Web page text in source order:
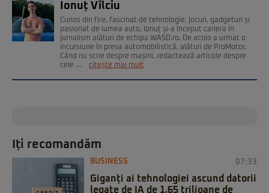
Ionuț Vîlciu
Curios din fire, fascinat de tehnologie, jocuri, gadgeturi și
pasionat de lumea auto, Ionuț și-a început cariera în
jurnalism alături de echipa WASD.ro. De acolo a urmat o
incursiune în presa automobilistică, alături de ProMotor.
Când nu scrie despre mașini, redactează articole despre
cele ...
citește mai mult
Iți recomandăm
BUSINESS 07:33
Giganți ai tehnologiei ascund datorii
legate de IA de 1,65 trilioane de